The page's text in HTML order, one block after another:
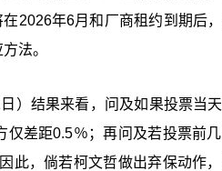
2026年6月和厂商租约到期后
法。
）结果来看，问及如果投票当
差距0.5％；再问及若投票前
此，倘若柯文哲做出弃保动作